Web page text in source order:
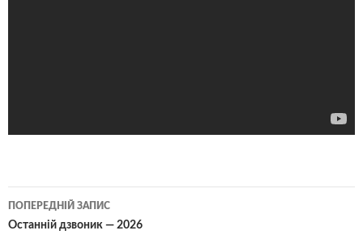
Навігація
по
ПОПЕРЕДНІЙ ЗАПИС
Останній дзвоник — 2026